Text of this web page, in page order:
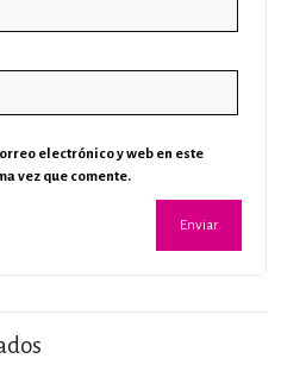
electrónico y web en este
vez que comente.